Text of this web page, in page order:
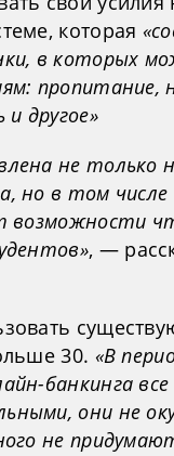
которая
в которых
пропитание,
другое»
не только
но в том числе
возможности
, —
30. «В
банкинга
они не
не